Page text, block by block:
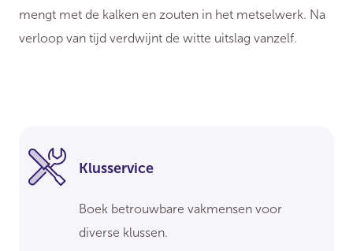
mengt met de kalken en zouten in het metselwerk. Na
verloop van tijd verdwijnt de witte uitslag vanzelf.
Klusservice
Boek betrouwbare vakmensen voor
diverse klussen.